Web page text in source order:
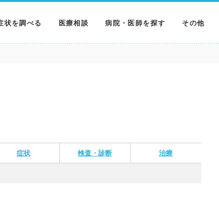
状を調べる
べる
医療相談 病院・医師を探す
病院を探す
その他
MNニュ
症状 検査・診断 治療